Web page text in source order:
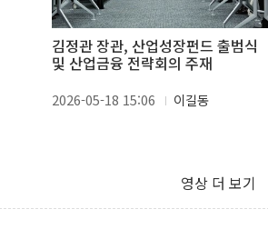
김정관 장관, 산업성장펀드 출범식
및 산업금융 전략회의 주재
2026-05-18 15:06 이길동
영상 더 보기